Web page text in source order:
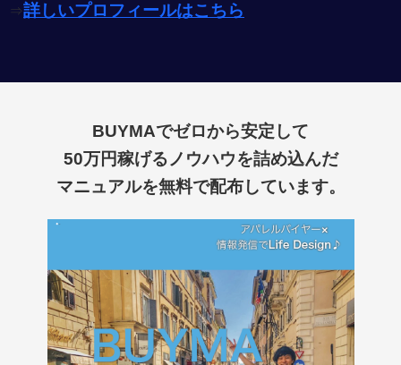
⇒詳しいプロフィールはこちら
BUYMAでゼロから安定して
50万円稼げるノウハウを詰め込んだ
マニュアルを無料で配布しています。